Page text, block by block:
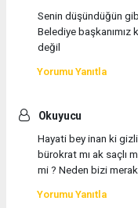
Senin düşündüğün
Belediye
değil
Yorumu Yanıtla
Okuyucu
Hayati bey inan ki
bürokrat mı ak saçlı
mi ? Neden bizi
Yorumu Yanıtla